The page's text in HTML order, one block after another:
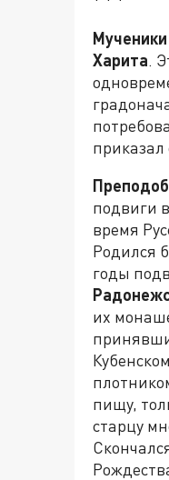
Харита.
приказал
подвиги
время
Родился
годы
их
пищу,
старцу